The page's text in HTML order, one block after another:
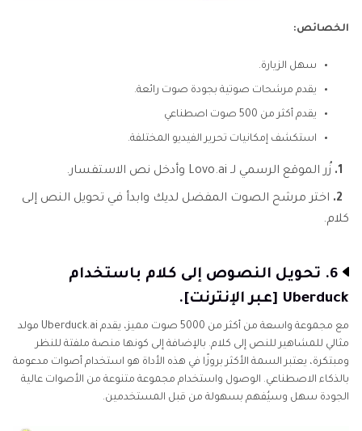
الخصائص:
سهل الزيارة.
يقدم مرشحات صوتية بجودة صوت رائعة.
يقدم أكثر من 500 صوت اصطناعي
استكشف إمكانيات تحرير الفيديو المختلفة.
1. زُر الموقع الرسمي لـ Lovo.ai وأدخل نص الاستفسار.
2.
اختر مرشح الصوت المفضل لديك وابدأ في تحويل النص إلى
كلام.
6. تحويل النصوص إلى كلام باستخدام
Uberduck [عبر الإنترنت].
مع مجموعة واسعة من أكثر من 5000 صوت مميز، يقدم Uberduck.ai مولد
مثالي للمشاهير للنص إلى كلام. بالإضافة إلى كونها منصة ملفتة للنظر
ومبتكرة، يعتبر السمة الأكثر بروزًا في هذه الأداة هو استخدام أصوات مدعومة
بالذكاء الاصطناعي. الوصول واستخدام مجموعة متنوعة من الأصوات عالية
الجودة سهل وسيُفهم بسهولة من قبل المستخدمين.